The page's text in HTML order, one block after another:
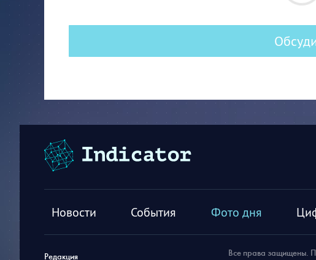
Новости События Фото дня
Редакция
Все права защищены.